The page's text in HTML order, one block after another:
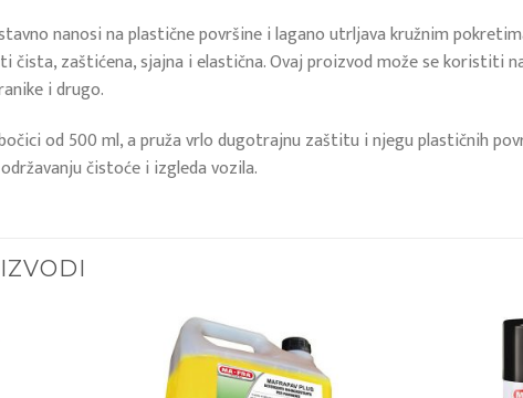
nanosi na plastične površine i lagano utrljava kružnim
čista, zaštićena, sjajna i elastična. Ovaj proizvod može se koristiti
i drugo.
od 500 ml, a pruža vrlo dugotrajnu zaštitu i njegu plastičnih
čistoće i izgleda vozila.
Add to
wishlist